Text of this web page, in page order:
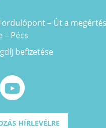
– Út a
– Pécs
befizetése
HÍRLEVÉLRE